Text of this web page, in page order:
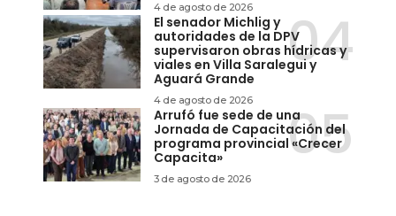
4 de agosto de 2026
El senador Michlig y
autoridades de la DPV
supervisaron obras hídricas y
viales en Villa Saralegui y
Aguará Grande
4 de agosto de 2026
Arrufó fue sede de una
Jornada de Capacitación del
programa provincial «Crecer
Capacita»
3 de agosto de 2026